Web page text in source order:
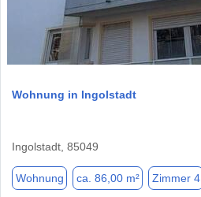
Wohnung in Ingolstadt
Ingolstadt, 85049
Wohnung ca. 86,00 m² Zimmer 4